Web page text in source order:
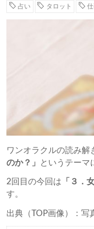
占い
タロット
ワンオラクルの読み解
のか？」
というテーマ
2回目の今回は 「３．
す。
出典（TOP画像）：写